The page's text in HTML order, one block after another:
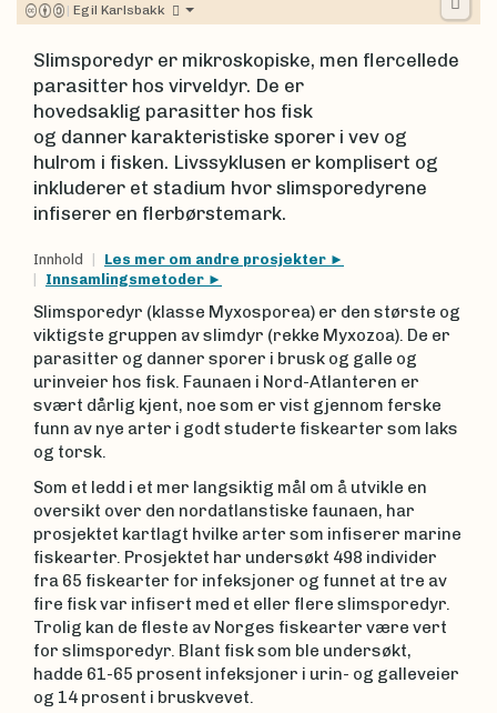
| Egil Karlsbakk
Slimsporedyr er mikroskopiske, men flercellede
parasitter hos virveldyr. De er
hovedsaklig parasitter hos fisk
og danner karakteristiske sporer i vev og
hulrom i fisken. Livssyklusen er komplisert og
inkluderer et stadium hvor slimsporedyrene
infiserer en flerbørstemark.
Innhold
Les mer om andre prosjekter
Innsamlingsmetoder
Slimsporedyr (klasse Myxosporea) er den største og
viktigste gruppen av slimdyr (rekke Myxozoa). De er
parasitter og danner sporer i brusk og galle og
urinveier hos fisk. Faunaen i Nord-Atlanteren er
svært dårlig kjent, noe som er vist gjennom ferske
funn av nye arter i godt studerte fiskearter som laks
og torsk.
Som et ledd i et mer langsiktig mål om å utvikle en
oversikt over den nordatlanstiske faunaen, har
prosjektet kartlagt hvilke arter som infiserer marine
fiskearter. Prosjektet har undersøkt 498 individer
fra 65 fiskearter for infeksjoner og funnet at tre av
fire fisk var infisert med et eller flere slimsporedyr.
Trolig kan de fleste av Norges fiskearter være vert
for slimsporedyr. Blant fisk som ble undersøkt,
hadde 61-65 prosent infeksjoner i urin- og galleveier
og 14 prosent i bruskvevet.